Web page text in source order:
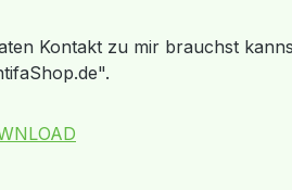
Kontakt zu mir brauchst